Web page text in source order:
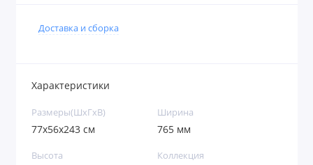
Доставка и сборка
Характеристики
Размеры(ШxГxВ)
77х56х243 см
Ширина
765 мм
Высота Коллекция